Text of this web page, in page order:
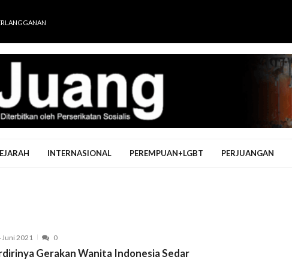
INTERNASIONAL PEREMPUAN+LGBT PERJUANGAN
Juni 2021 0
Gerakan Wanita Indonesia Sedar